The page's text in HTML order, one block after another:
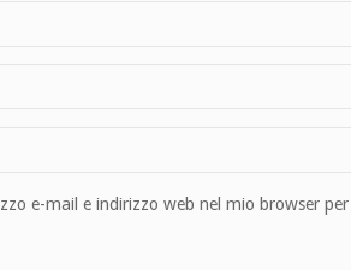
e-mail e indirizzo web nel mio browser